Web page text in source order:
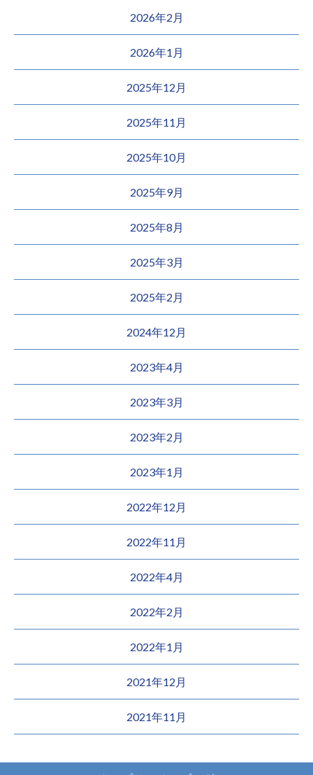
2026年2月
2026年1月
2025年12月
2025年11月
2025年10月
2025年9月
2025年8月
2025年3月
2025年2月
2024年12月
2023年4月
2023年3月
2023年2月
2023年1月
2022年12月
2022年11月
2022年4月
2022年2月
2022年1月
2021年12月
2021年11月